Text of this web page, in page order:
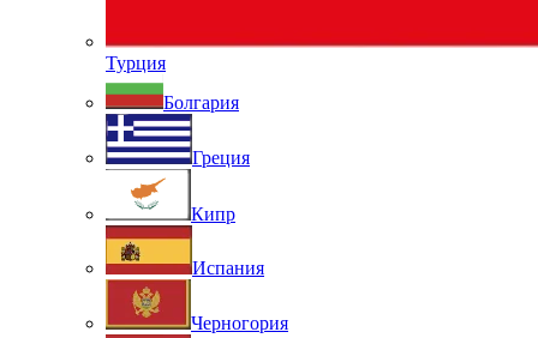
Турция
Болгария
Греция
Кипр
Испания
Черногория